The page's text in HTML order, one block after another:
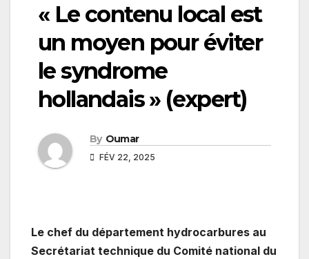
« Le contenu local est
un moyen pour éviter
le syndrome
hollandais » (expert)
By Oumar
FÉV 22, 2025
Le chef du département hydrocarbures au
Secrétariat technique du Comité national du